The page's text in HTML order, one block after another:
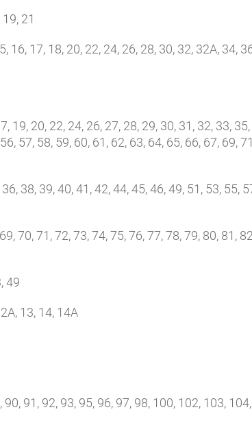
21
16, 17, 18, 20, 22, 24, 26, 28, 30, 32, 32А, 34,
19, 20, 22, 24, 26, 27, 28, 29, 30, 31, 32, 33,
57, 58, 59, 60, 61, 62, 63, 64, 65, 66, 67, 69,
38, 39, 40, 41, 42, 44, 45, 46, 49, 51, 53, 55,
70, 71, 72, 73, 74, 75, 76, 77, 78, 79, 80, 81,
49
13, 14, 14А
91, 92, 93, 95, 96, 97, 98, 100, 102, 103, 104,